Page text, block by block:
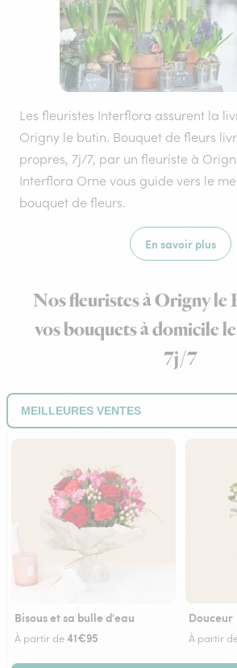
Les fleuristes Interflora assurent la
Origny le butin. Bouquet de fleurs
propres, 7j/7, par un fleuriste à
Interflora Orne vous guide vers le
bouquet de fleurs.
En savoir plus
Nos fleuristes à Origny
vos bouquets à domicile
7j/7
Bisous et sa bulle d'eau
À partir de41€95
Douceur
À partir